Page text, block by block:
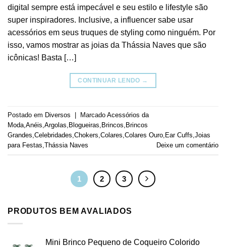
digital sempre está impecável e seu estilo e lifestyle são
super inspiradores. Inclusive, a influencer sabe usar
acessórios em seus truques de styling como ninguém. Por
isso, vamos mostrar as joias da Thássia Naves que são
icônicas! Basta […]
CONTINUAR LENDO →
Postado em Diversos Marcado Acessórios da
Moda Anéis Argolas Blogueiras Brincos Brincos
Grandes Celebridades Chokers Colares Colares Ouro Ear Cuffs Joias
para Festas Thássia Naves Deixe um comentário
1 2 3
PRODUTOS BEM AVALIADOS
Mini Brinco Pequeno de Coqueiro Colorido